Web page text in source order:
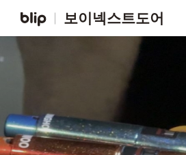
보이넥스트도어